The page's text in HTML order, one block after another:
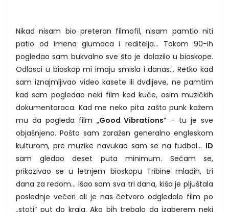
Nikad nisam bio preteran filmofil, nisam pamtio niti
patio od imena glumaca i reditelja... Tokom 90-ih
pogledao sam bukvalno sve što je dolazilo u bioskope.
Odlasci u bioskop mi imaju smisla i danas... Retko kad
sam iznajmljivao video kasete ili dvdijeve, ne pamtim
kad sam pogledao neki film kod kuće, osim muzičkih
dokumentaraca. Kad me neko pita zašto punk kažem
mu da pogleda film „Good Vibrations“ – tu je sve
objašnjeno. Pošto sam zaražen generalno engleskom
kulturom, pre muzike navukao sam se na fudbal... ID
sam gledao deset puta minimum. Sećam se,
prikazivao se u letnjem bioskopu Tribine mladih, tri
dana za redom... Išao sam sva tri dana, kiša je pljuštala
poslednje večeri ali je nas četvoro odgledalo film po
„stoti“ put do kraja. Ako bih trebalo da izaberem neki